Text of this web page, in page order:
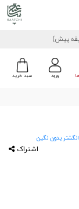
سبد خرید ورود
انگشتر بدون نگین
اشتراک